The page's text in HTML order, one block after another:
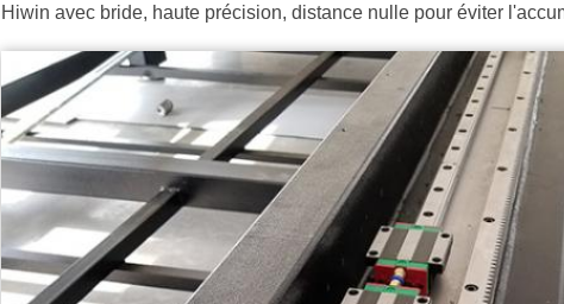
Hiwin avec bride, haute précision, distance nulle pour éviter